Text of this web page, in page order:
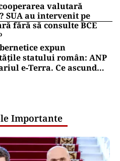
valutară
SUA au intervenit pe
fără să consulte BCE
expun
statului român: ANP
e‑Terra. Ce ascund
Importante